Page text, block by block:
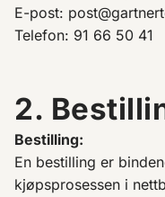
E-post:
Telefon: 91 66 50 41
2.
Bestilling:
En bestilling er
kjøpsprosessen i